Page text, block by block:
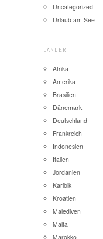
Uncategorized
Urlaub am See
LÄNDER
Afrika
Amerika
Brasilien
Dänemark
Deutschland
Frankreich
Indonesien
Italien
Jordanien
Karibik
Kroatien
Malediven
Malta
Marokko